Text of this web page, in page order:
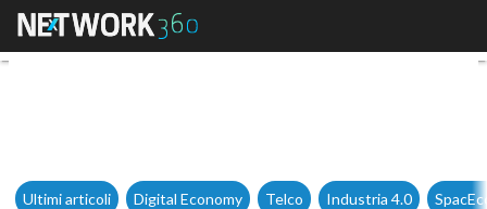
Galateri: “100 Mb senza
Ultimi articoli Digital Economy Telco Industria 4.0